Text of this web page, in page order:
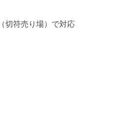
切符売り場）で対応